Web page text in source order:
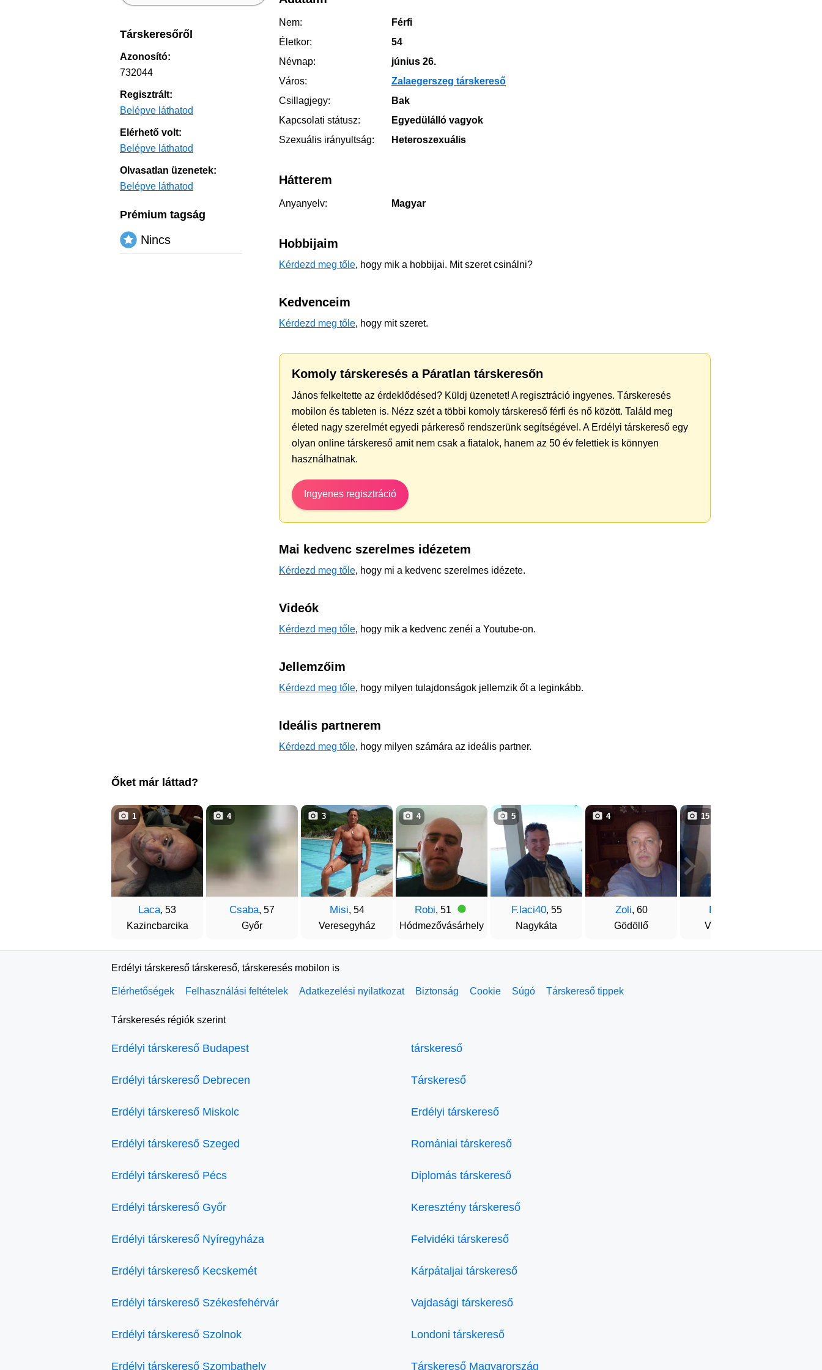
Nem:
Férfi
Életkor:
54
Névnap:
június 26.
Város:
Zalaegerszeg társkereső
Csillagjegy:
Bak
Kapcsolati státusz:
Egyedülálló vagyok
Szexuális irányultság:
Heteroszexuális
Hátterem
Anyanyelv: Magyar
Hobbijaim
Kérdezd meg tőle, hogy mik a hobbijai. Mit szeret csinálni?
Kedvenceim
Kérdezd meg tőle, hogy mit szeret.
Komoly társkeresés a Páratlan társkeresőn
János felkeltette az érdeklődésed? Küldj üzenetet! A regisztráció ingyenes. Társkeresés
mobilon és tableten is. Nézz szét a többi komoly társkereső férfi és nő között. Találd meg
életed nagy szerelmét egyedi párkereső rendszerünk segítségével. A Erdélyi társkereső egy
olyan online társkereső amit nem csak a fiatalok, hanem az 50 év felettiek is könnyen
használhatnak.
Ingyenes regisztráció
Mai kedvenc szerelmes idézetem
Kérdezd meg tőle, hogy mi a kedvenc szerelmes idézete.
Videók
Kérdezd meg tőle, hogy mik a kedvenc zenéi a Youtube-on.
Jellemzőim
Kérdezd meg tőle, hogy milyen tulajdonságok jellemzik őt a leginkább.
Ideális partnerem
Kérdezd meg tőle, hogy milyen számára az ideális partner.
Társkeresőről
Azonosító:
732044
Regisztrált:
Belépve láthatod
Elérhető volt:
Belépve láthatod
Olvasatlan üzenetek:
Belépve láthatod
Prémium tagság
Nincs
Őket már láttad?
Laca, 53
Kazincbarcika
1
Csaba, 57
Győr
4
Misi, 54
Veresegyház
3
Robi, 51
Hódmezővásárhely
4
F.laci40, 55
Nagykáta
5
Zoli, 60
Gödöllő
4
Laci
Veszprém
15
Erdélyi társkereső társkereső, társkeresés mobilon is
Elérhetőségek Felhasználási feltételek Adatkezelési nyilatkozat Biztonság Cookie Súgó Társkereső tippek
Társkeresés régiók szerint
Erdélyi társkereső Budapest
Erdélyi társkereső Debrecen
Erdélyi társkereső Miskolc
Erdélyi társkereső Szeged
Erdélyi társkereső Pécs
Erdélyi társkereső Győr
Erdélyi társkereső Nyíregyháza
Erdélyi társkereső Kecskemét
Erdélyi társkereső Székesfehérvár
Erdélyi társkereső Szolnok
Erdélyi társkereső Szombathely
társkereső
Társkereső
Erdélyi társkereső
Romániai társkereső
Diplomás társkereső
Keresztény társkereső
Felvidéki társkereső
Kárpátaljai társkereső
Vajdasági társkereső
Londoni társkereső
Társkereső Magyarország